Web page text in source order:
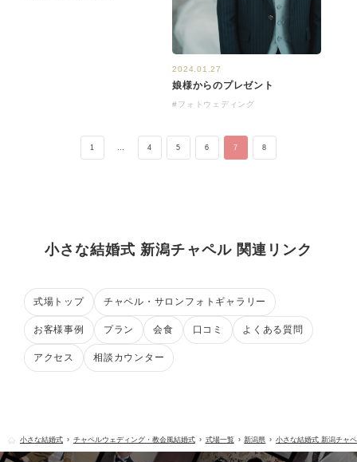
2024.01.27
娘様からのプレゼント
#フォトウェディング
1 … 4 5 6 7 8
小さな結婚式 新潟チャペル 関連リンク
式場トップ チャペル・サロンフォトギャラリー
お客様事例 プラン 会食 口コミ よくある質問
アクセス 相談カウンター
小さな結婚式 チャペルウェディング・教会風結婚式 式場一覧 新潟県 小さな結婚式 新潟チャ